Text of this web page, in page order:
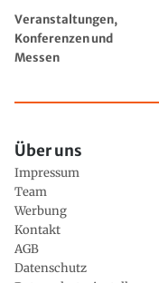
Veranstaltungen,
Konferenzen und
Messen
Über uns
Impressum
Team
Werbung
Kontakt
AGB
Datenschutz